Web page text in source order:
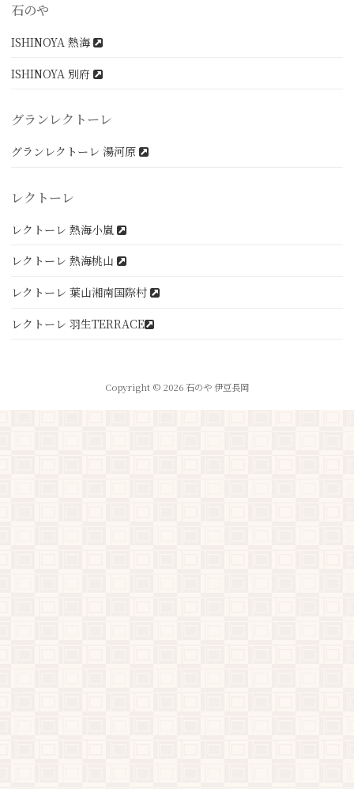
石のや
ISHINOYA 熱海
ISHINOYA 別府
グランレクトーレ
グランレクトーレ 湯河原
レクトーレ
レクトーレ 熱海小嵐
レクトーレ 熱海桃山
レクトーレ 葉山湘南国際村
レクトーレ 羽生TERRACE
Copyright © 2026 石のや 伊豆長岡